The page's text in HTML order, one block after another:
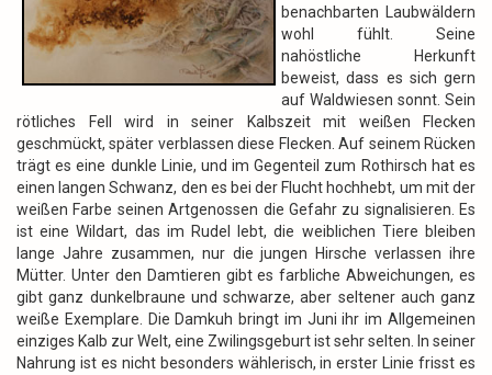
benachbarten Laubwäldern
wohl fühlt. Seine
nahöstliche Herkunft
beweist, dass es sich gern
auf Waldwiesen sonnt. Sein
rötliches Fell wird in seiner Kalbszeit mit weißen Flecken
geschmückt, später verblassen diese Flecken. Auf seinem Rücken
trägt es eine dunkle Linie, und im Gegenteil zum Rothirsch hat es
einen langen Schwanz, den es bei der Flucht hochhebt, um mit der
weißen Farbe seinen Artgenossen die Gefahr zu signalisieren. Es
ist eine Wildart, das im Rudel lebt, die weiblichen Tiere bleiben
lange Jahre zusammen, nur die jungen Hirsche verlassen ihre
Mütter. Unter den Damtieren gibt es farbliche Abweichungen, es
gibt ganz dunkelbraune und schwarze, aber seltener auch ganz
weiße Exemplare. Die Damkuh bringt im Juni ihr im Allgemeinen
einziges Kalb zur Welt, eine Zwilingsgeburt ist sehr selten. In seiner
Nahrung ist es nicht besonders wählerisch, in erster Linie frisst es